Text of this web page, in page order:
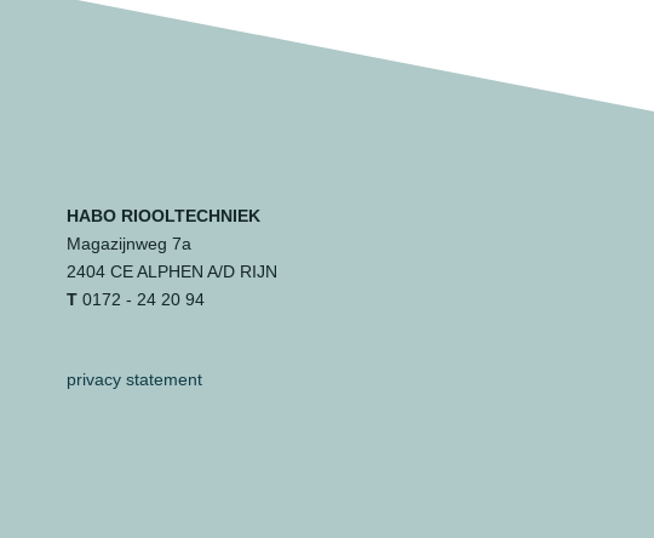
HABO RIOOLTECHNIEK
Magazijnweg 7a
2404 CE ALPHEN A/D RIJN
T0172 - 24 20 94
privacy statement